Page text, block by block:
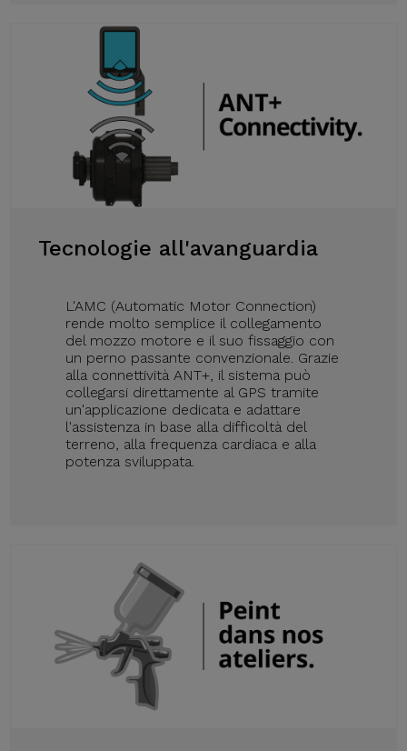
Tecnologie all'avanguardia
L'AMC (Automatic Motor Connection)
rende molto semplice il collegamento
del mozzo motore e il suo fissaggio con
un perno passante convenzionale. Grazie
alla connettività ANT+, il sistema può
collegarsi direttamente al GPS tramite
un'applicazione dedicata e adattare
l'assistenza in base alla difficoltà del
terreno, alla frequenza cardiaca e alla
potenza sviluppata.